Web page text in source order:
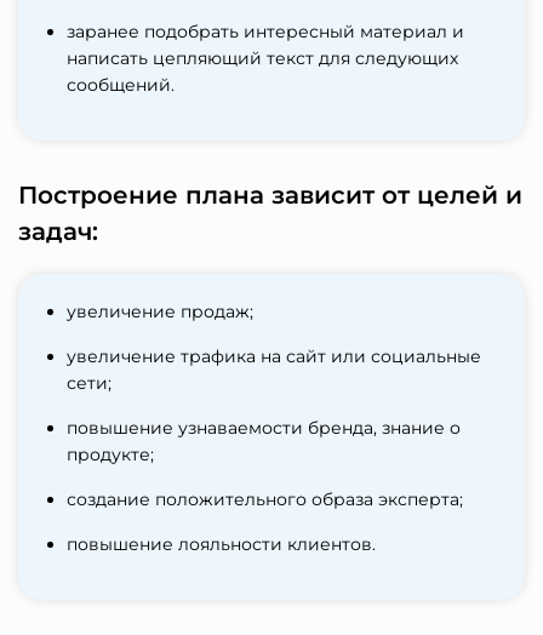
заранее подобрать интересный материал и
написать цепляющий текст для следующих
сообщений.
Построение плана зависит от целей и
задач:
увеличение продаж;
увеличение трафика на сайт или социальные
сети;
повышение узнаваемости бренда, знание о
продукте;
создание положительного образа эксперта;
повышение лояльности клиентов.